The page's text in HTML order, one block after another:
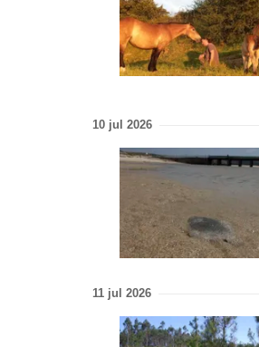
10 jul 2026
11 jul 2026